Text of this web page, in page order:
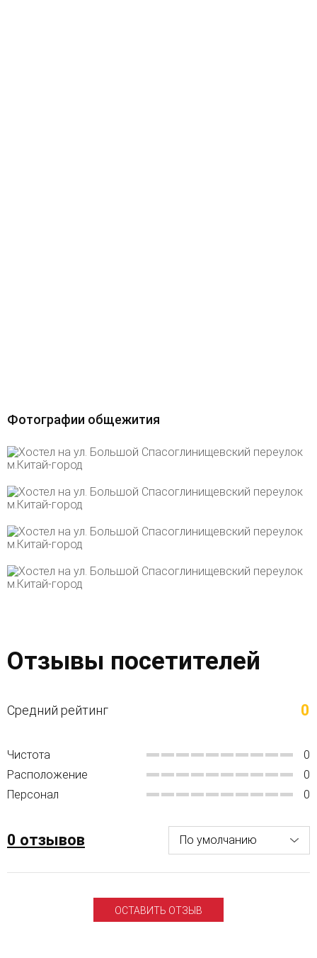
Фотографии общежития
Отзывы посетителей
Средний рейтинг 0
Чистота
0
Расположение
0
Персонал
0
0 отзывов
ОСТАВИТЬ ОТЗЫВ